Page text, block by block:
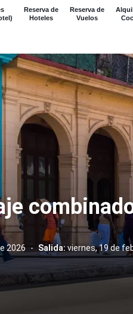
Reserva de
Hoteles
Reserva de
Vuelos
2026 - Salida: viernes, 19 de